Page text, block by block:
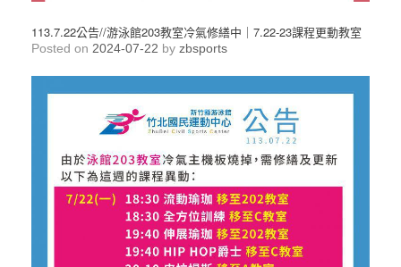
113.7.22公告//游泳館203教室冷氣修繕中｜7.22-23課程更動教室
Posted on 2024-07-22 by zbsports